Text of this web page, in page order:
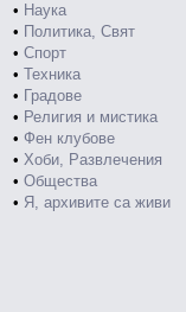
• Наука
• Политика, Свят
• Спорт
• Техника
• Градове
• Религия и мистика
• Фен клубове
• Хоби, Развлечения
• Общества
• Я, архивите са живи